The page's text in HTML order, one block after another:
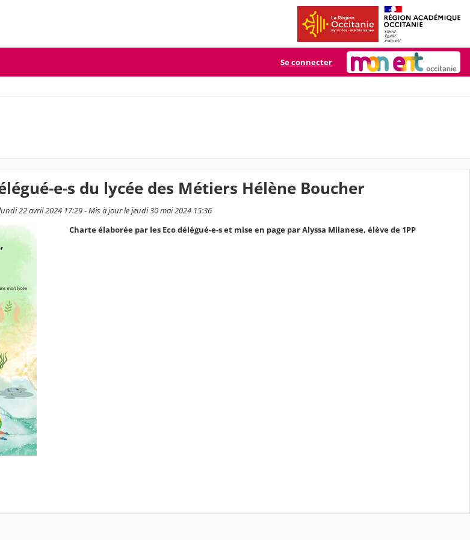
Se connecter
e-s du lycée des Métiers Hélène Boucher
22 avril 2024 17:29 - Mis à jour le jeudi 30 mai 2024 15:36
Charte élaborée par les Eco délégué-e-s et mise en page par Alyssa Milanese, élève de 1PP